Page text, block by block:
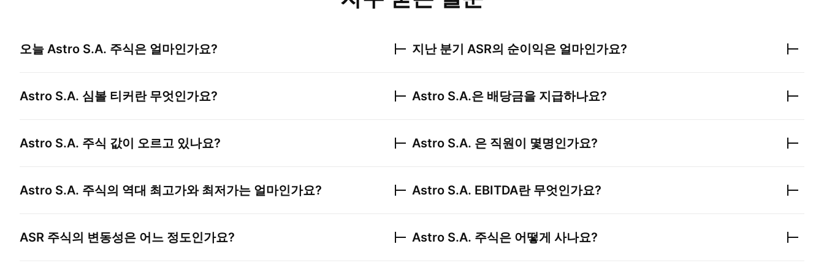
오늘 Astro S.A. 주식은 얼마인가요?
Astro S.A. 심볼 티커란 무엇인가요?
Astro S.A. 주식 값이 오르고 있나요?
Astro S.A. 주식의 역대 최고가와 최저가는 얼마인가요?
ASR 주식의 변동성은 어느 정도인가요?
지난 분기 ASR의 순이익은 얼마인가요?
Astro S.A.은 배당금을 지급하나요?
Astro S.A. 은 직원이 몇명인가요?
Astro S.A. EBITDA란 무엇인가요?
Astro S.A. 주식은 어떻게 사나요?